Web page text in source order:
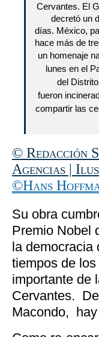
Cervantes. El
decretó un
días. México,
hace más de
un homenaje
lunes en el
del
fueron
compartir las
© Redacción
Agencias |
©Hans
Su obra
Premio Nobel
la democracia
tiempos de
importante de
Cervantes.
Macondo,